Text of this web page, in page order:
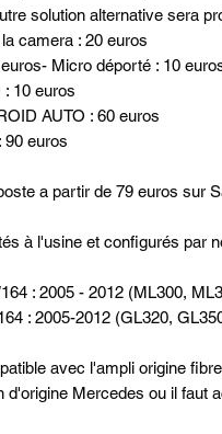
solution alternative sera
camera : 20 euros
Micro déporté : 10
10 euros
AUTO : 60 euros
90 euros
a partir de 79 euros sur
à l'usine et configurés par
: 2005 - 2012 (ML300,
: 2005-2012 (GL320,
avec l'ampli origine
d'origine Mercedes ou il faut